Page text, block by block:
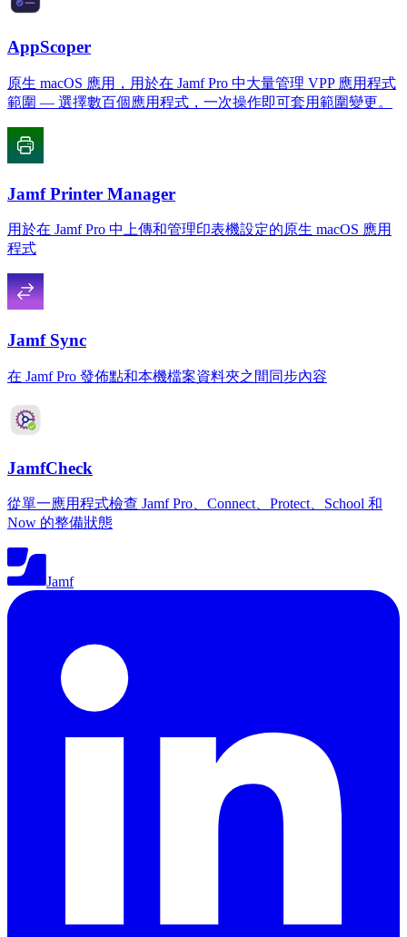
AppScoper
原生 macOS 應用，用於在 Jamf Pro 中大量管理 VPP 應用程式
範圍 — 選擇數百個應用程式，一次操作即可套用範圍變更。
Jamf Printer Manager
用於在 Jamf Pro 中上傳和管理印表機設定的原生 macOS 應用
程式
Jamf Sync
在 Jamf Pro 發佈點和本機檔案資料夾之間同步內容
JamfCheck
從單一應用程式檢查 Jamf Pro、Connect、Protect、School 和
Now 的整備狀態
Jamf